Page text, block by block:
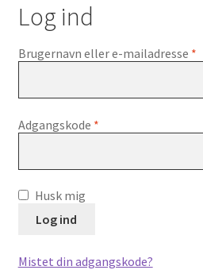
Log ind
Brugernavn eller e-mailadresse *
Adgangskode *Påkrævet
Husk mig
Log ind
Mistet din adgangskode?